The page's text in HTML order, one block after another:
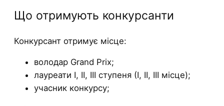
Що отримують конкурсанти
Конкурсант отримує місце:
володар Grand Prix;
лауреати І, ІІ, ІІІ ступеня (І, ІІ, ІІІ місце);
учасник конкурсу;